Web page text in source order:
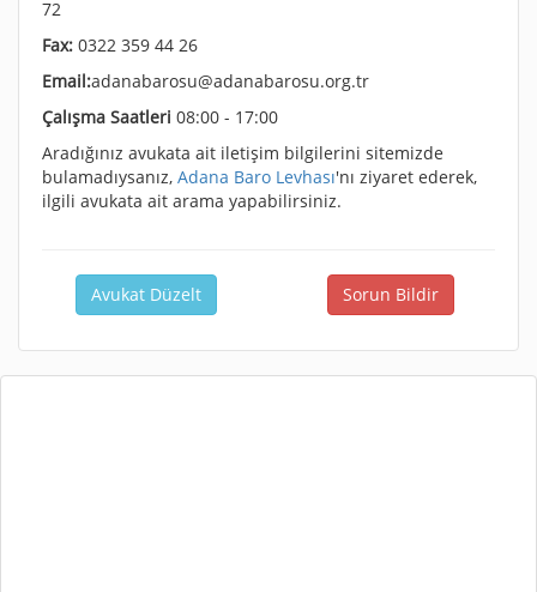
72
Fax: 0322 359 44 26
Email:adanabarosu@adanabarosu.org.tr
Çalışma Saatleri 08:00 - 17:00
Aradığınız avukata ait iletişim bilgilerini sitemizde
bulamadıysanız, Adana Baro Levhası'nı ziyaret ederek,
ilgili avukata ait arama yapabilirsiniz.
Avukat Düzelt Sorun Bildir